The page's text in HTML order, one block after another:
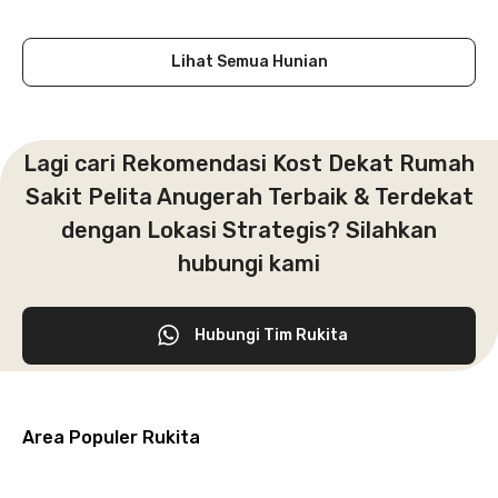
Lihat Semua Hunian
Lagi cari Rekomendasi Kost Dekat Rumah
Sakit Pelita Anugerah Terbaik & Terdekat
dengan Lokasi Strategis? Silahkan
hubungi kami
Hubungi Tim Rukita
Area Populer Rukita